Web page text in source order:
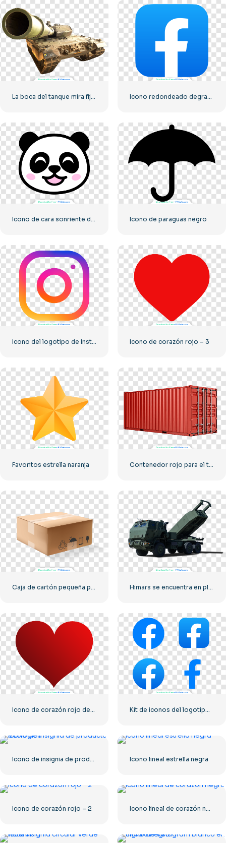
Icono de cara sonriente del pequeño panda Icono de paraguas negro
Icono del logotipo de Instagram lineal degradado Icono de corazón rojo – 3
Favoritos estrella naranja Contenedor rojo para el transporte de mercancías por mar.
Caja de cartón pequeña para entrega Himars se encuentra en plena preparación para el combate
Icono de corazón rojo degradado Kit de iconos del logotipo de Facebook
Icono de insignia de producto ecológico Icono lineal estrella negra
Icono de corazón rojo – 2 Icono lineal de corazón negro – 1